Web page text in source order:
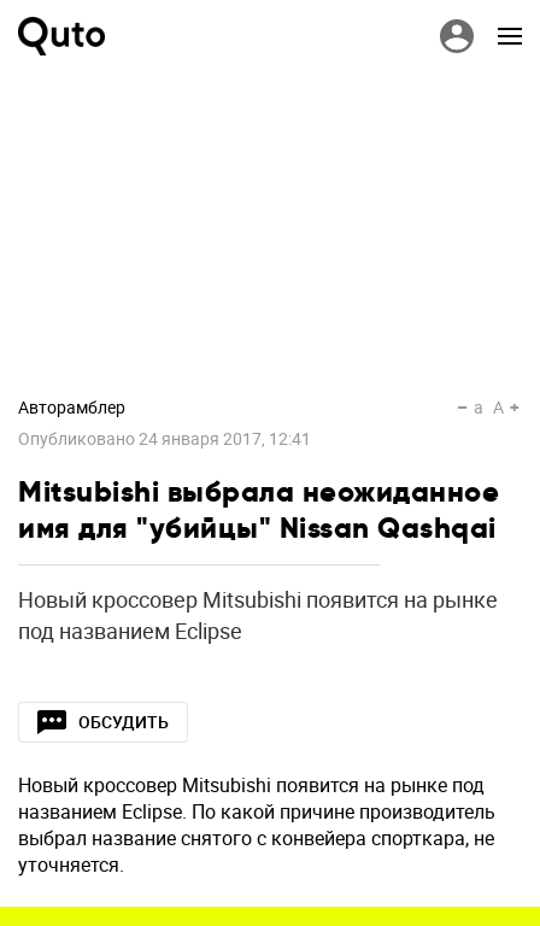
Авторамблер
Опубликовано24 января 2017, 12:41
a A
Mitsubishi выбрала неожиданное
имя для "убийцы" Nissan Qashqai
Новый кроссовер Mitsubishi появится на рынке
под названием Eclipse
ОБСУДИТЬ
Новый кроссовер Mitsubishi появится на рынке под
названием Eclipse. По какой причине производитель
выбрал название снятого с конвейера спорткара, не
уточняется.